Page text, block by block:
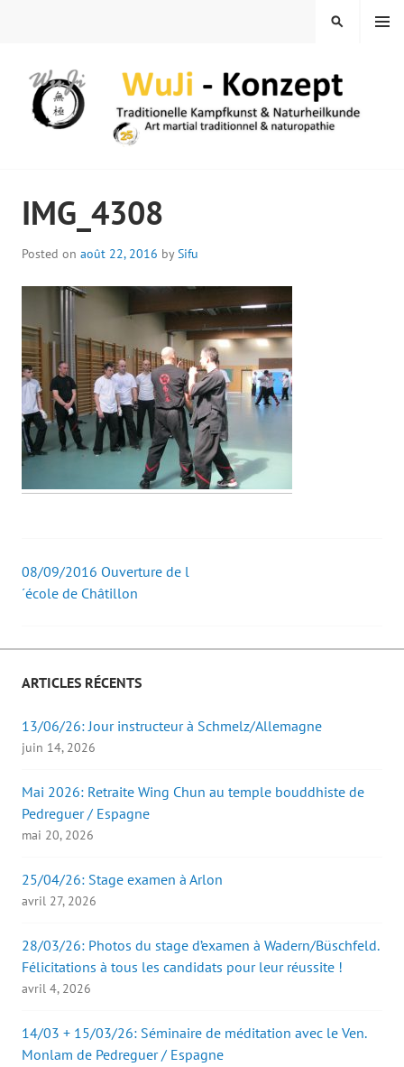
MENU
SEARCH
IMG_4308
Posted on août 22, 2016 bySifu
Post
08/09/2016 Ouverture de l
´école de Châtillon
ARTICLES RÉCENTS
13/06/26: Jour instructeur à Schmelz/Allemagne
juin 14, 2026
Mai 2026: Retraite Wing Chun au temple bouddhiste de
Pedreguer / Espagne
mai 20, 2026
25/04/26: Stage examen à Arlon
avril 27, 2026
28/03/26: Photos du stage d’examen à Wadern/Büschfeld.
Félicitations à tous les candidats pour leur réussite !
avril 4, 2026
14/03 + 15/03/26: Séminaire de méditation avec le Ven.
Monlam de Pedreguer / Espagne